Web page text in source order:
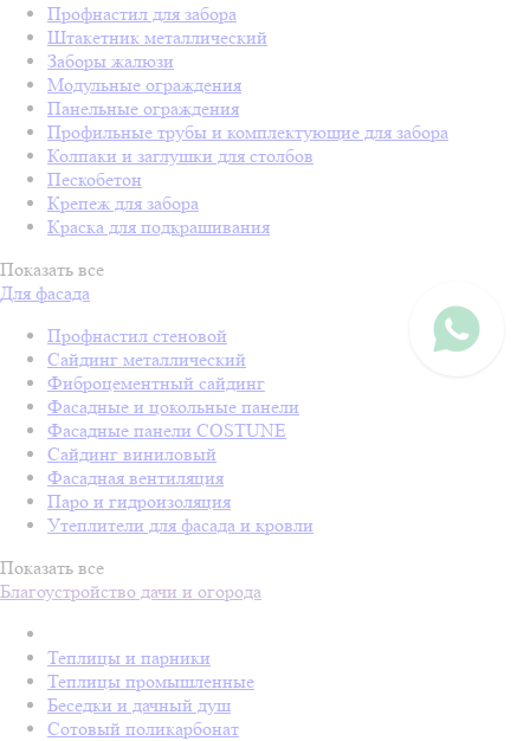
Профнастил для забора
Штакетник металлический
Заборы жалюзи
Модульные ограждения
Панельные ограждения
Профильные трубы и комплектующие для забора
Колпаки и заглушки для столбов
Пескобетон
Крепеж для забора
Краска для подкрашивания
Показать все
Для фасада
Профнастил стеновой
Сайдинг металлический
Фиброцементный сайдинг
Фасадные и цокольные панели
Фасадные панели COSTUNE
Сайдинг виниловый
Фасадная вентиляция
Паро и гидроизоляция
Утеплители для фасада и кровли
Показать все
Благоустройство дачи и огорода
Теплицы и парники
Теплицы промышленные
Беседки и дачный душ
Сотовый поликарбонат